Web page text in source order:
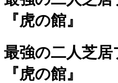
『虎の館』
最強の二人芝居
『虎の館』